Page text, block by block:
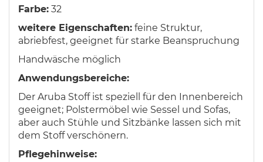
Farbe: 32
weitere Eigenschaften: feine Struktur,
abriebfest, geeignet für starke Beanspruchung
Handwäsche möglich
Anwendungsbereiche:
Der Aruba Stoff ist speziell für den Innenbereich
geeignet; Polstermöbel wie Sessel und Sofas,
aber auch Stühle und Sitzbänke lassen sich mit
dem Stoff verschönern.
Pflegehinweise: